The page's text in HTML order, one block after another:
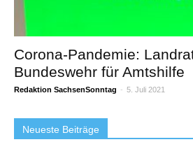
Corona-Pandemie:
Bundeswehr für Amtshilfe
Redaktion SachsenSonntag - 5. Juli 2021
Neueste Beiträge